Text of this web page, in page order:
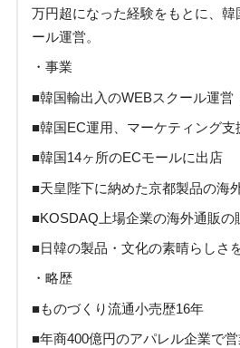
万円超になった経験をもとに、韓
ール運営。
・事業
■韓国輸出入のWEBスクール運営
■韓国EC運用、マーケティング支
■韓国14ヶ所のECモールに出店
■天皇陛下に納めた京都製品の海
■KOSDAQ上場企業の海外通販の
■日韓の製品・文化の素晴らしさ
・略歴
■ものづくり流通小売歴16年
■年商400億円のアパレル企業で